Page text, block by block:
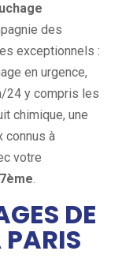
des
exceptionnels :
en urgence,
24 y compris les
chimique, une
connus à
votre
.
DE